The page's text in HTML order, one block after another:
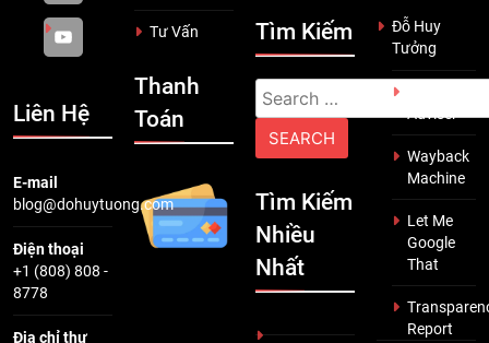
Liên Hệ
E-mail
blog@dohuytuong.com
Điện thoại
+1 (808) 808 -
8778
Địa chỉ thư
Tư Vấn
Thanh
Toán
Tìm Kiếm
Search
for:
Tìm Kiếm
Nhiều
Nhất
Đỗ Huy
Tưởng
Adviser
Wayback
Machine
Let Me
Google
That
Report